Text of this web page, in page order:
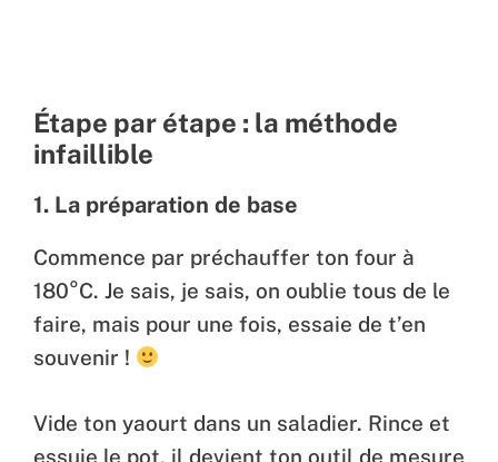
Étape par étape : la méthode
infaillible
1. La préparation de base
Commence par préchauffer ton four à
180°C. Je sais, je sais, on oublie tous de le
faire, mais pour une fois, essaie de t’en
souvenir !
Vide ton yaourt dans un saladier. Rince et
essuie le pot, il devient ton outil de mesure